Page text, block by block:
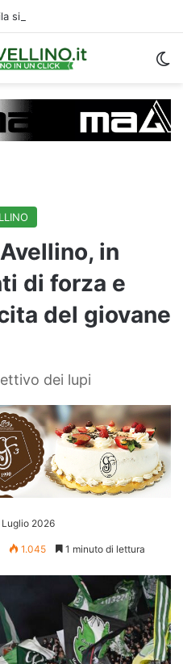
in
di forza e
del giovane
dei lupi
Luglio 2026
1.045 1 minuto di lettura